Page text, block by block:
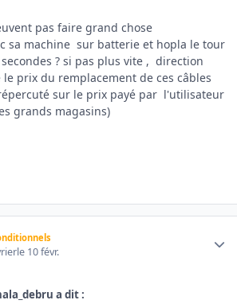
pas faire grand chose
sa machine sur batterie et hopla le tour
? si pas plus vite , direction
prix du remplacement de ces câbles
sur le prix payé par l'utilisateur
grands magasins)
le 10 févr.
a dit :